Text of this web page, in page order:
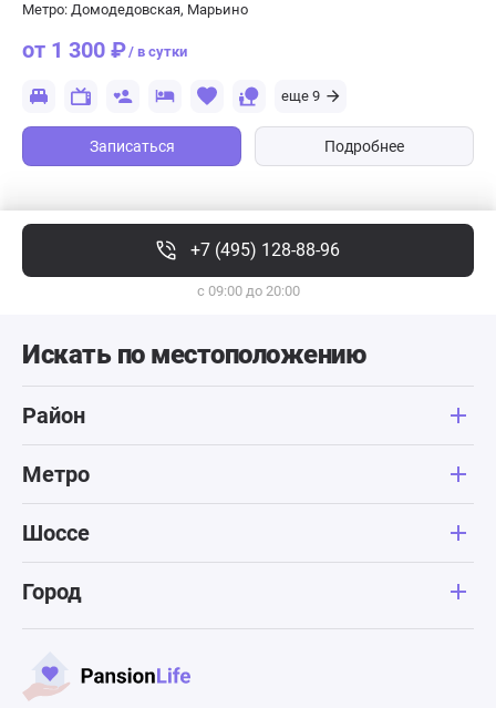
Метро: Домодедовская, Марьино
от 1 300 ₽/ в сутки
еще 9
Записаться Подробнее
+7 (495) 128-88-96
с 09:00 до 20:00
Искать по местоположению
Район
Метро
Шоссе
Город